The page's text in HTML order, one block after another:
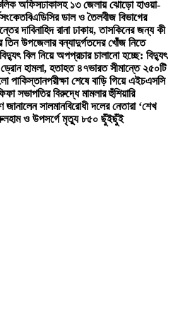
অফিসঢাকাসহ ১৩ জেলায় ঝোড়ো হাওয়া-
বিএডিসির ডাল ও তৈলবীজ বিভাগের
দাবিনাহিদ রানা ঢাকায়, তাসকিনের জন্য কী
তিন উপজেলার বন্যাদুর্গতদের খোঁজ নিতে
বিল নিয়ে অপপ্রচার চালানো হচ্ছে: বিদ্যুৎ
হামলা, হতাহত ৪৭ভারত সীমান্তে ২৫০টি
পাকিস্তানপরীক্ষা শেষে বাড়ি গিয়ে এইচএসসি
সভাপতির বিরুদ্ধে মামলার হুঁশিয়ারি
সালমানবিরোধী দলের নেতারা ‘শেখ
হাম ও উপসর্গে মৃত্যু ৮৫০ ছুঁইছুঁই